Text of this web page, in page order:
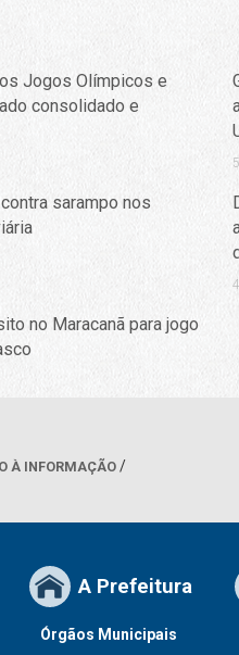
Jogos Olímpicos e
consolidado e
sarampo nos
no Maracanã para jogo
À INFORMAÇÃO
A Prefeitura
Órgãos Municipais